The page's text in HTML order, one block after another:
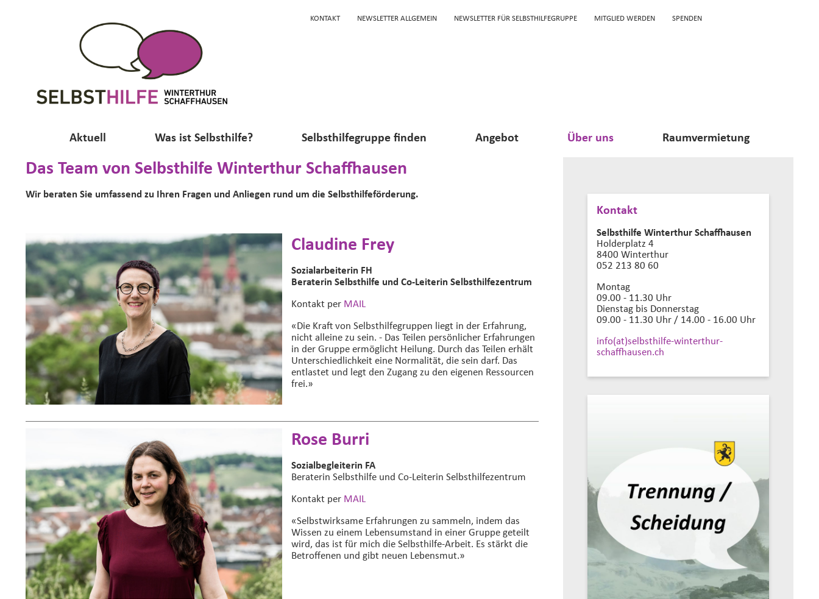
KONTAKT NEWSLETTER ALLGEMEIN NEWSLETTER FÜR SELBSTHILFEGRUPPE MITGLIED WERDEN SPENDEN
Aktuell Was ist Selbsthilfe? Selbsthilfegruppe finden Angebot Über uns Raumvermietung
Das Team von Selbsthilfe Winterthur Schaffhausen
Wir beraten Sie umfassend zu Ihren Fragen und Anliegen rund um die Selbsthilfeförderung.
Claudine Frey
Sozialarbeiterin FH
Beraterin Selbsthilfe und Co-Leiterin Selbsthilfezentrum
Kontakt per MAIL
«Die Kraft von Selbsthilfegruppen liegt in der Erfahrung,
nicht alleine zu sein. - Das Teilen persönlicher Erfahrungen
in der Gruppe ermöglicht Heilung. Durch das Teilen erhält
Unterschiedlichkeit eine Normalität, die sein darf. Das
entlastet und legt den Zugang zu den eigenen Ressourcen
frei.»
Rose Burri
Sozialbegleiterin FA
Beraterin Selbsthilfe und Co-Leiterin Selbsthilfezentrum
Kontakt per MAIL
«Selbstwirksame Erfahrungen zu sammeln, indem das
Wissen zu einem Lebensumstand in einer Gruppe geteilt
wird, das ist für mich die Selbsthilfe-Arbeit. Es stärkt die
Betroffenen und gibt neuen Lebensmut.»
Kontakt
Selbsthilfe Winterthur Schaffhausen
Holderplatz 4
8400 Winterthur
052 213 80 60
Montag
09.00 - 11.30 Uhr
Dienstag bis Donnerstag
09.00 - 11.30 Uhr / 14.00 - 16.00 Uhr
info(at)selbsthilfe-winterthur-
schaffhausen.ch